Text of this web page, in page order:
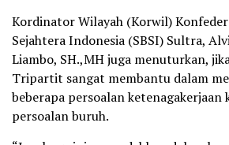
Kordinator Wilayah (Korwil)
Sejahtera Indonesia (SBSI) Sultra,
Liambo, SH.,MH juga menuturkan,
Tripartit sangat membantu dalam
beberapa persoalan ketenagakerjaan
persoalan buruh.